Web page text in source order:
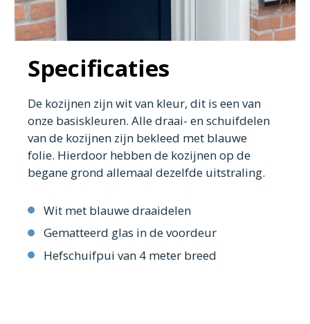
Specificaties
De kozijnen zijn wit van kleur, dit is een van
onze basiskleuren. Alle draai- en schuifdelen
van de kozijnen zijn bekleed met blauwe
folie. Hierdoor hebben de kozijnen op de
begane grond allemaal dezelfde uitstraling.
Wit met blauwe draaidelen
Gematteerd glas in de voordeur
Hefschuifpui van 4 meter breed